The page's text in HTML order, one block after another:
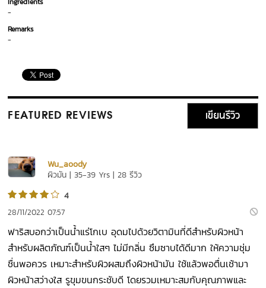
-
Remarks
-
FEATURED REVIEWS เขียนรีวิว
Wu_aoody
ผิวมัน | 35-39 Yrs | 28 รีวิว
4
28/11/2022 07:57
ฟาริสบอกว่าเป็นน้ำแร่โกเบ อุดมไปด้วยวิตามินที่ดีสำหรับผิวหน้า
สำหรับผลิตภัณฑ์เป็นน้ำใสๆ ไม่มีกลิ่น ซึมซาบได้ดีมาก ให้ความชุ่ม
ชื่นพอควร เหมาะสำหรับผิวผสมถึงผิวหน้ามัน ใช้แล้วพอตื่นเช้ามา
ผิวหน้าสว่างใส รูขุมขนกระชับดี โดยรวมเหมาะสมกับคุณภาพและ